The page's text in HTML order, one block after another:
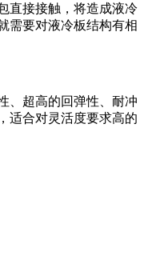
直接接触，将造成液冷
需要对液冷板结构有相
、超高的回弹性、耐冲
适合对灵活度要求高的